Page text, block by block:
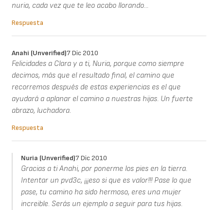
nuria, cada vez que te leo acabo llorando...
Respuesta
Anahi (unverified)7 Dic 2010
Felicidades a Clara y a ti, Nuria, porque como siempre
decimos, más que el resultado final, el camino que
recorremos después de estas experiencias es el que
ayudará a aplanar el camino a nuestras hijas. Un fuerte
abrazo, luchadora.
Respuesta
Nuria (unverified)7 Dic 2010
Gracias a ti Anahi, por ponerme los pies en la tierra.
Intentar un pvd3c, ¡¡¡eso si que es valor!!! Pase lo que
pase, tu camino ha sido hermoso, eres una mujer
increible. Serás un ejemplo a seguir para tus hijas.